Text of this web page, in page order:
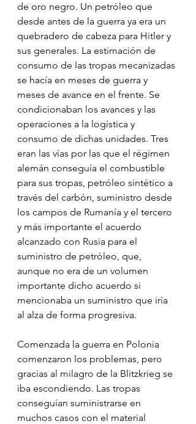
de oro negro. Un petróleo que
desde antes de la guerra ya era un
quebradero de cabeza para Hitler y
sus generales. La estimación de
consumo de las tropas mecanizadas
se hacía en meses de guerra y
meses de avance en el frente. Se
condicionaban los avances y las
operaciones a la logística y
consumo de dichas unidades. Tres
eran las vías por las que el régimen
alemán conseguía el combustible
para sus tropas, petróleo sintético a
través del carbón, suministro desde
los campos de Rumanía y el tercero
y más importante el acuerdo
alcanzado con Rusia para el
suministro de petróleo, que,
aunque no era de un volumen
importante dicho acuerdo si
mencionaba un suministro que iría
al alza de forma progresiva.
Comenzada la guerra en Polonia
comenzaron los problemas, pero
gracias al milagro de la Blitzkrieg se
iba escondiendo. Las tropas
conseguían suministrarse en
muchos casos con el material